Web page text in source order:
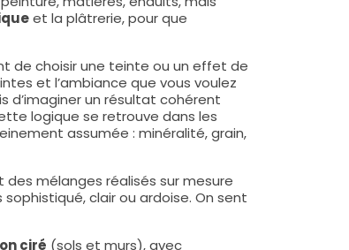
et la plâtrerie, pour que
de choisir une teinte ou un effet de
et l’ambiance que vous voulez
d’imaginer un résultat cohérent
logique se retrouve dans les
assumée : minéralité, grain,
mélanges réalisés sur mesure
clair ou ardoise. On sent
ciré (sols et murs), avec